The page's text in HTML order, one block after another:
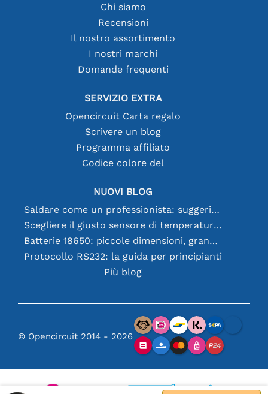
Chi siamo
Recensioni
Il nostro assortimento
I nostri marchi
Domande frequenti
SERVIZIO EXTRA
Opencircuit Carta regalo
Scrivere un blog
Programma affiliato
Codice colore del
NUOVI BLOG
Saldare come un professionista: suggerimenti per connessioni elettroniche perfette
Scegliere il giusto sensore di temperatura [youtube]
Batterie 18650: piccole dimensioni, grandi prestazioni
Protocollo RS232: la guida per principianti
Più blog
© Opencircuit 2014 - 2026